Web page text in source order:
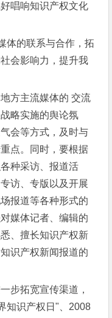
唱响知识产权文化
的联系与合作，拓
会影响力，提升我
主流媒体的 交流
略实施的舆论氛
会等方式，及时与
点。同时，要根据
种采访、报道活
访、专版以及开展
报道等各种形式的
媒体记者、编辑的
、擅长知识产权新
识产权新闻报道的
拓宽宣传渠道，
知识产权日"、2008